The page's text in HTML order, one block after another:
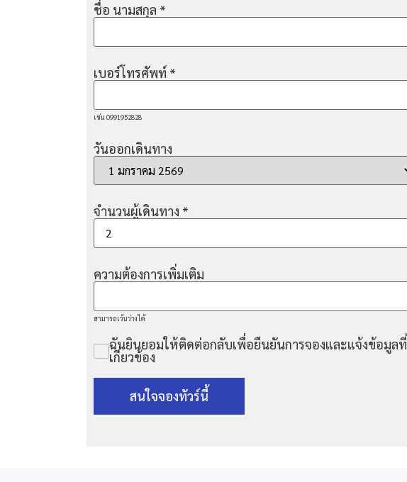
ชื่อ นามสกุล *
เบอร์โทรศัพท์ *
เช่น 0991952828
วันออกเดินทาง
จำนวนผู้เดินทาง *
ความต้องการเพิ่มเติม
สามารถเว้นว่างได้
ฉันยินยอมให้ติดต่อกลับเพื่อยืนยันการจองและแจ้งข้อมูลที่
เกี่ยวข้อง
สนใจจองทัวร์นี้